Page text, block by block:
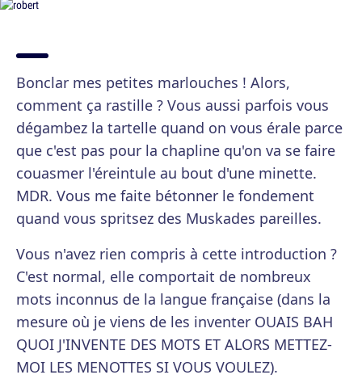
Bonclar mes petites marlouches ! Alors,
comment ça rastille ? Vous aussi parfois vous
dégambez la tartelle quand on vous érale parce
que c'est pas pour la chapline qu'on va se faire
couasmer l'éreintule au bout d'une minette.
MDR. Vous me faite bétonner le fondement
quand vous spritsez des Muskades pareilles.
Vous n'avez rien compris à cette introduction ?
C'est normal, elle comportait de nombreux
mots inconnus de la langue française (dans la
mesure où je viens de les inventer OUAIS BAH
QUOI J'INVENTE DES MOTS ET ALORS METTEZ-
MOI LES MENOTTES SI VOUS VOULEZ).